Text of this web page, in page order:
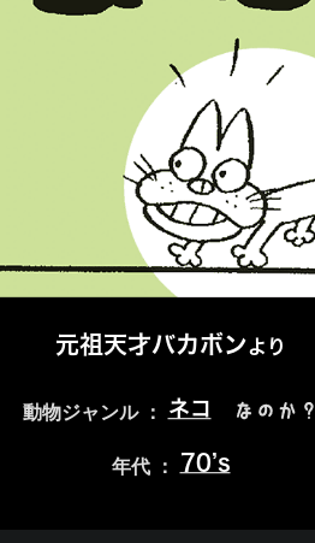
元祖天才バカボンより
動物ジャンル ： ネコ なのか？
年代 ： 70’s